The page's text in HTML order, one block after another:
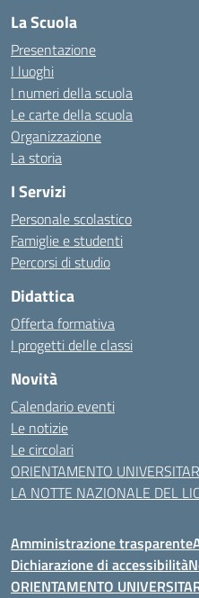
La Scuola
Presentazione
I luoghi
I numeri della scuola
Le carte della scuola
Organizzazione
La storia
I Servizi
Personale scolastico
Famiglie e studenti
Percorsi di studio
Didattica
Offerta formativa
I progetti delle classi
Novità
Calendario eventi
Le notizie
Le circolari
ORIENTAMENTO
LA NOTTE NAZIONALE DEL
Amministrazione trasparente
Dichiarazione di accessibilità
ORIENTAMENTO